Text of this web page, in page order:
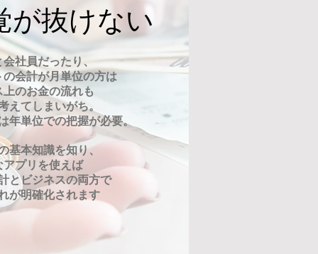
が抜けない
社員だったり 、
会計が月単位の方は
上のお金の流れも
えてしまいがち。
年単位での把握が必要。
基本知識を知り、
アプリを使えば
とビジネスの両方で
が明確化されます